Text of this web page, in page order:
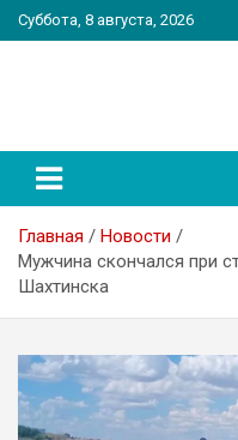
Перейти
к
Суббота, 8 августа, 2026
Главная
Новости
Мужчина скончался при
Шахтинска